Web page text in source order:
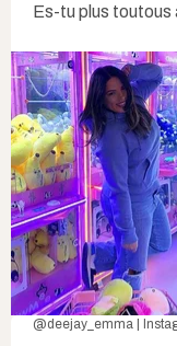
Es-tu plus toutous
@deejay_emma |